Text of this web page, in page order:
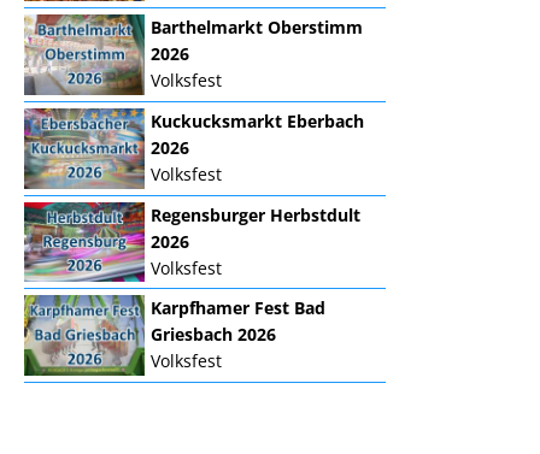
Barthelmarkt Oberstimm
2026
Volksfest
Kuckucksmarkt Eberbach
2026
Volksfest
Regensburger Herbstdult
2026
Volksfest
Karpfhamer Fest Bad
Griesbach 2026
Volksfest